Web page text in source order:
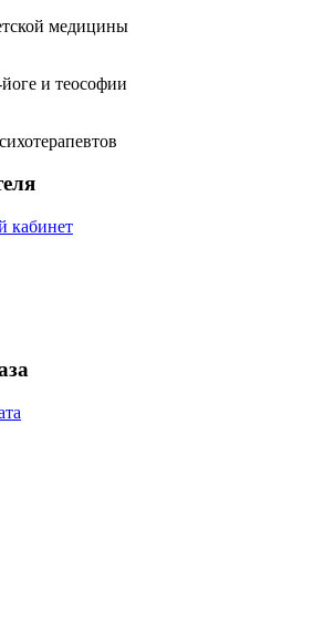
медицины
и теософии
кабинет